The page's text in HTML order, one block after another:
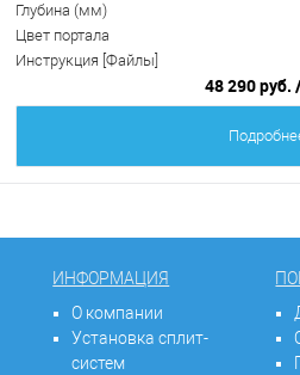
Глубина (мм)
Цвет портала
Инструкция [Файлы]
48 290 руб.
ИНФОРМАЦИЯ
О компании
Установка сплит-
систем